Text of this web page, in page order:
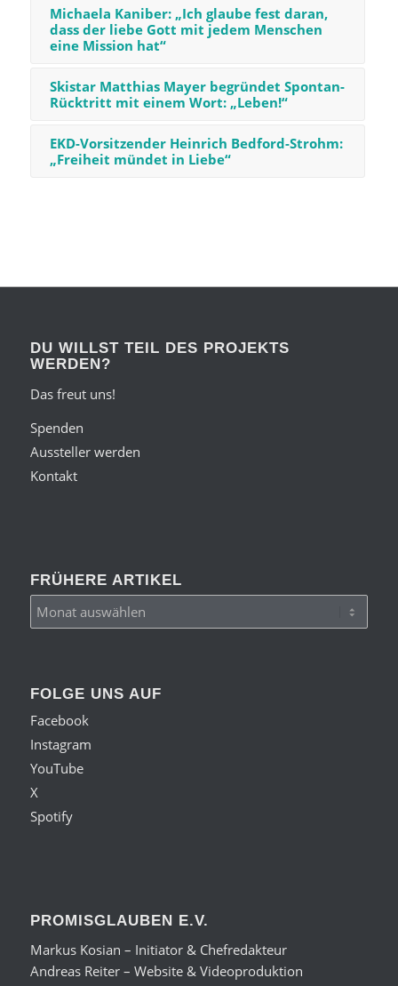
Michaela Kaniber: „Ich glaube fest daran,
dass der liebe Gott mit jedem Menschen
eine Mission hat“
Skistar Matthias Mayer begründet Spontan-
Rücktritt mit einem Wort: „Leben!“
EKD-Vorsitzender Heinrich Bedford-Strohm:
„Freiheit mündet in Liebe“
DU WILLST TEIL DES PROJEKTS
WERDEN?
Das freut uns!
Spenden
Aussteller werden
Kontakt
FRÜHERE ARTIKEL
FOLGE UNS AUF
Facebook
Instagram
YouTube
X
Spotify
PROMISGLAUBEN E.V.
Markus Kosian – Initiator & Chefredakteur
Andreas Reiter – Website & Videoproduktion